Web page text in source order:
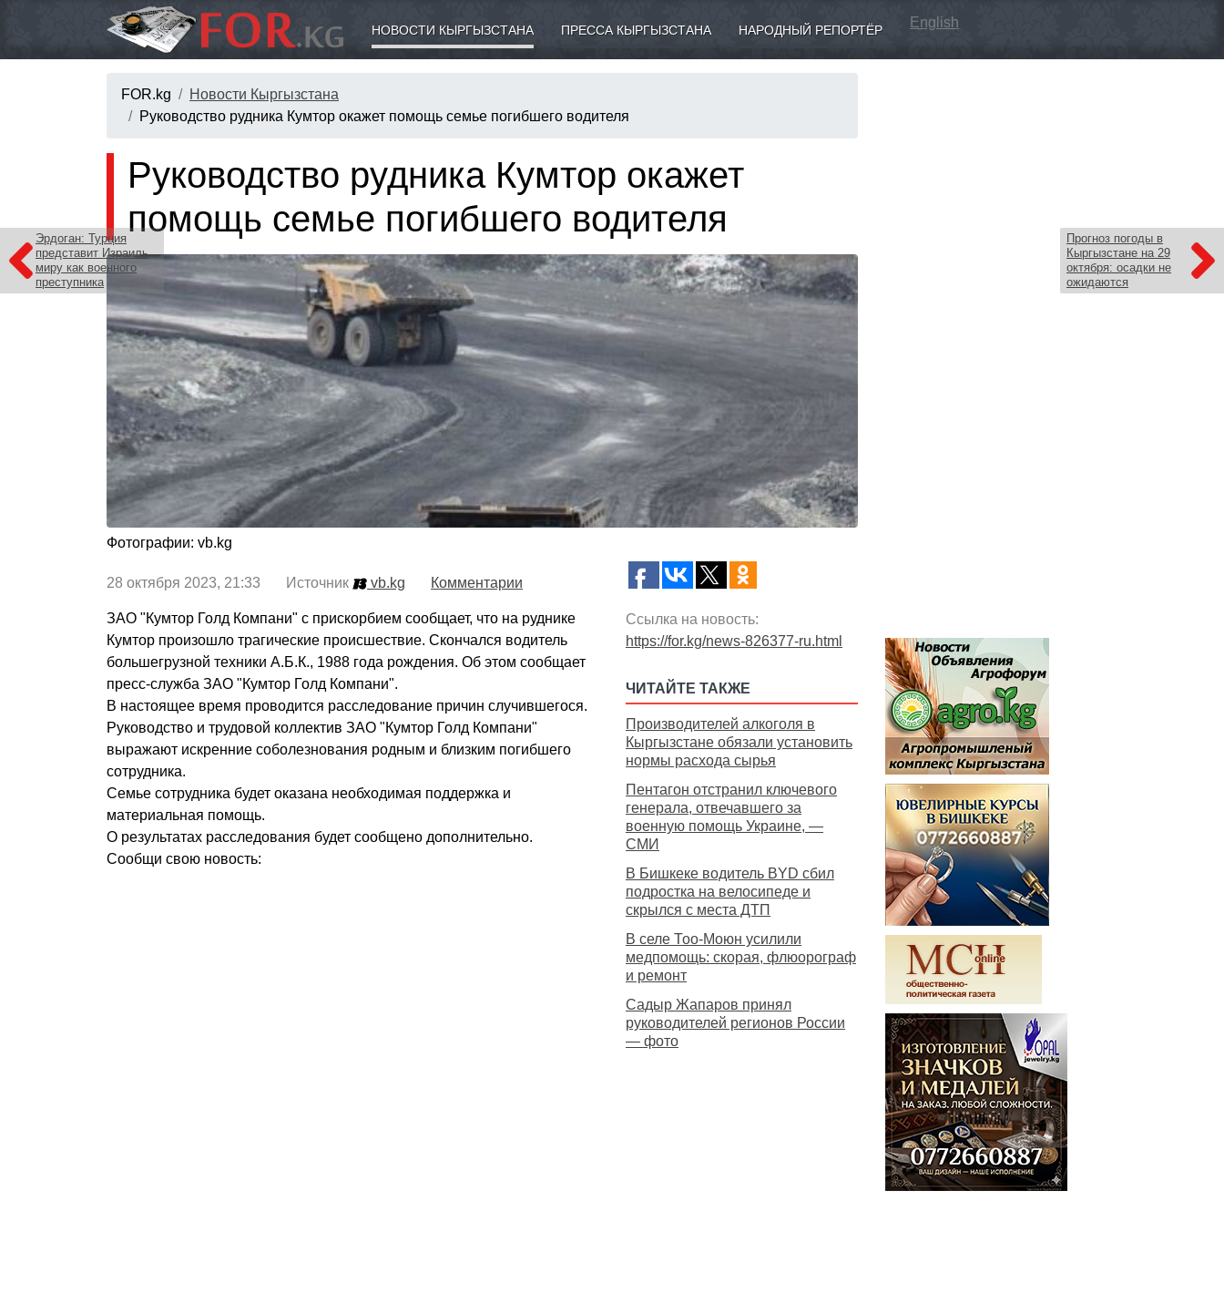
НОВОСТИ КЫРГЫЗСТАНА ПРЕССА КЫРГЫЗСТАНА НАРОДНЫЙ РЕПОРТЁР English
FOR.kg
Новости Кыргызстана
Руководство рудника Кумтор окажет помощь семье погибшего водителя
Эрдоган: Турция
представит Израиль
миру как военного
преступника
Прогноз погоды в
Кыргызстане на 29
октября: осадки не
ожидаются
Руководство рудника Кумтор окажет
помощь семье погибшего водителя
Фотографии: vb.kg
28 октября 2023, 21:33 Источник vb.kg Комментарии
ЗАО "Кумтор Голд Компани" с прискорбием сообщает, что на руднике
Кумтор произошло трагические происшествие. Скончался водитель
большегрузной техники А.Б.К., 1988 года рождения. Об этом сообщает
пресс-служба ЗАО "Кумтор Голд Компани".
В настоящее время проводится расследование причин случившегося.
Руководство и трудовой коллектив ЗАО "Кумтор Голд Компани"
выражают искренние соболезнования родным и близким погибшего
сотрудника.
Семье сотрудника будет оказана необходимая поддержка и
материальная помощь.
О результатах расследования будет сообщено дополнительно.
Сообщи свою новость:
Ссылка на новость:
https://for.kg/news-826377-ru.html
ЧИТАЙТЕ ТАКЖЕ
Производителей алкоголя в
Кыргызстане обязали установить
нормы расхода сырья
Пентагон отстранил ключевого
генерала, отвечавшего за
военную помощь Украине, —
СМИ
В Бишкеке водитель BYD сбил
подростка на велосипеде и
скрылся с места ДТП
В селе Тоо-Моюн усилили
медпомощь: скорая, флюорограф
и ремонт
Садыр Жапаров принял
руководителей регионов России
— фото